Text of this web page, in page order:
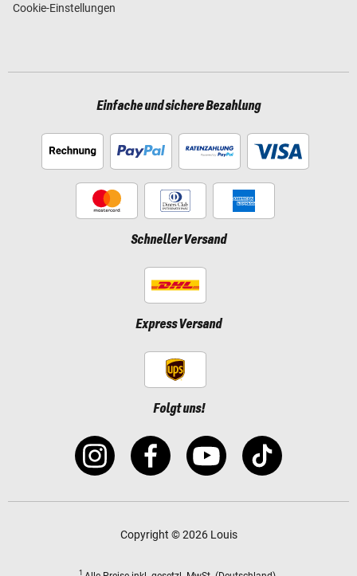
Cookie-Einstellungen
Einfache und sichere Bezahlung
Schneller Versand
Express Versand
Folgt uns!
Copyright © 2026 Louis
1